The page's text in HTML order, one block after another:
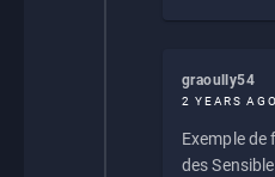
graoully54
2 YEARS AGO
Exemple de
des